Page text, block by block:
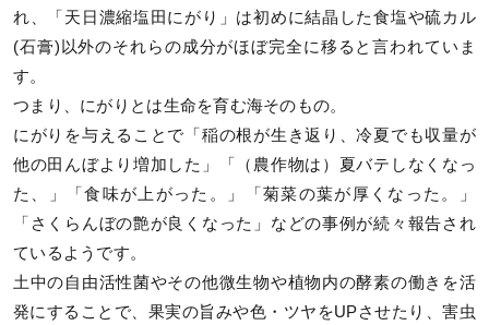
れ、「天日濃縮塩田にがり」は初めに結晶した食塩や硫カル
(石膏)以外のそれらの成分がほぼ完全に移ると言われていま
す。
つまり、にがりとは生命を育む海そのもの。
にがりを与えることで「稲の根が生き返り、冷夏でも収量が
他の田んぼより増加した」「（農作物は）夏バテしなくなっ
た、」「食味が上がった。」「菊菜の葉が厚くなった。」
「さくらんぼの艶が良くなった」などの事例が続々報告され
ているようです。
土中の自由活性菌やその他微生物や植物内の酵素の働きを活
発にすることで、果実の旨みや色・ツヤをUPさせたり、害虫